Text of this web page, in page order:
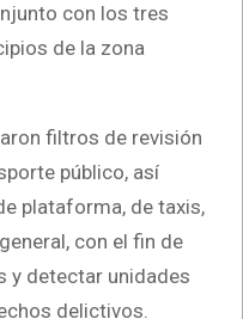
con los tres
de la zona
filtros de revisión
público, así
plataforma, de taxis,
con el fin de
y detectar unidades
delictivos.